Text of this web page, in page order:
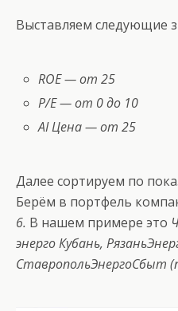
Выставляем следующие
ROE — от 25
P/E — от 0 до 10
AI Цена — от 25
Далее сортируем по
Берём в портфель
6. В нашем примере это
энерго Кубань,
СтавропольЭнергоСбыт